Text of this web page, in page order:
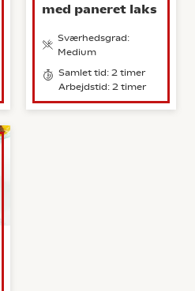
med paneret laks
Sværhedsgrad:
Medium
Samlet tid: 2 timer
Arbejdstid: 2 timer